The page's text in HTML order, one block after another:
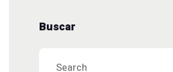
Buscar